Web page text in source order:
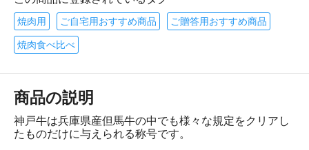
焼肉用 ご自宅用おすすめ商品 ご贈答用おすすめ商品
焼肉食べ比べ
商品の説明
神戸牛は兵庫県産但馬牛の中でも様々な規定をクリアし
たものだけに与えられる称号です。